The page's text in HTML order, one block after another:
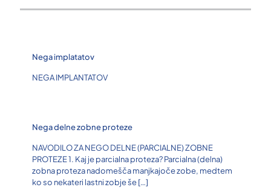
Nega implatatov
NEGA IMPLANTATOV
Nega delne zobne proteze
NAVODILO ZA NEGO DELNE (PARCIALNE) ZOBNE
PROTEZE 1. Kaj je parcialna proteza? Parcialna (delna)
zobna proteza nadomešča manjkajoče zobe, medtem
ko so nekateri lastni zobje še[…]